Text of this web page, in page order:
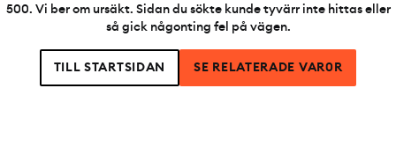
500. Vi ber om ursäkt. Sidan du sökte kunde tyvärr inte hittas eller
så gick någonting fel på vägen.
TILL STARTSIDAN SE RELATERADE VAR0R